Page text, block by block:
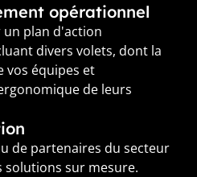
opérationnel
plan d'action
divers volets, dont la
vos équipes et
de leurs
de partenaires du secteur
solutions sur mesure.